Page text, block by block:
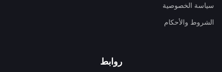
سياسة الخصوصية
الشروط والأحكام
روابط